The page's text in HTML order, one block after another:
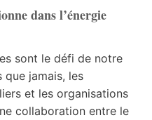
dans l’énergie
sont le défi de notre
que jamais, les
et les organisations
collaboration entre le